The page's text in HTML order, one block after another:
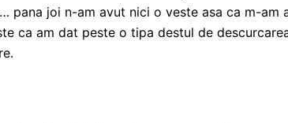
pana joi n-am avut nici o veste asa ca m-am
ca am dat peste o tipa destul de